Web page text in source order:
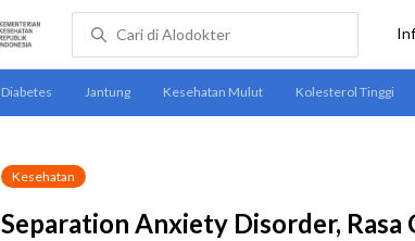
Kesehatan
Separation Anxiety Disorder, Rasa